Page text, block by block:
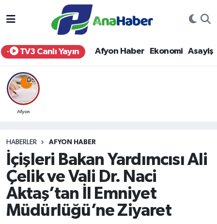
TV3 Canlı Yayın Afyon Haber Ekonomi Asayiş
Afyon
HABERLER AFYON HABER
İçişleri Bakan Yardımcısı Ali
Çelik ve Vali Dr. Naci
Aktaş’tan İl Emniyet
Müdürlüğü’ne Ziyaret
Yurt Haber
Afyon Haber
Ekonomi
Siyaset
Eğitim
Sağlık
Teknoloji
Afyonkarahisar Nöbetçi Eczaneler
Afyonkarahisar Hava Durumu
Afyonkarahisar Namaz Vakitleri
Afyonkarahisar Trafik Yoğunluk Haritası
Tüm Manşetler
Son Dakika Haberleri
Haber Arşivi